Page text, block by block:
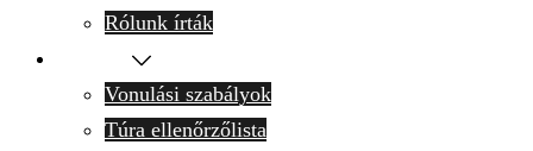
Rólunk írták
Vonulási szabályok
Túra ellenőrzőlista